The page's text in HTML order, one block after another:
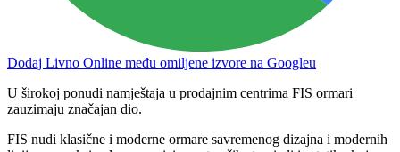
Dodaj Livno Online među omiljene izvore na Googleu
U širokoj ponudi namještaja u prodajnim centrima FIS ormari
zauzimaju značajan dio.
FIS nudi klasične i moderne ormare savremenog dizajna i modernih